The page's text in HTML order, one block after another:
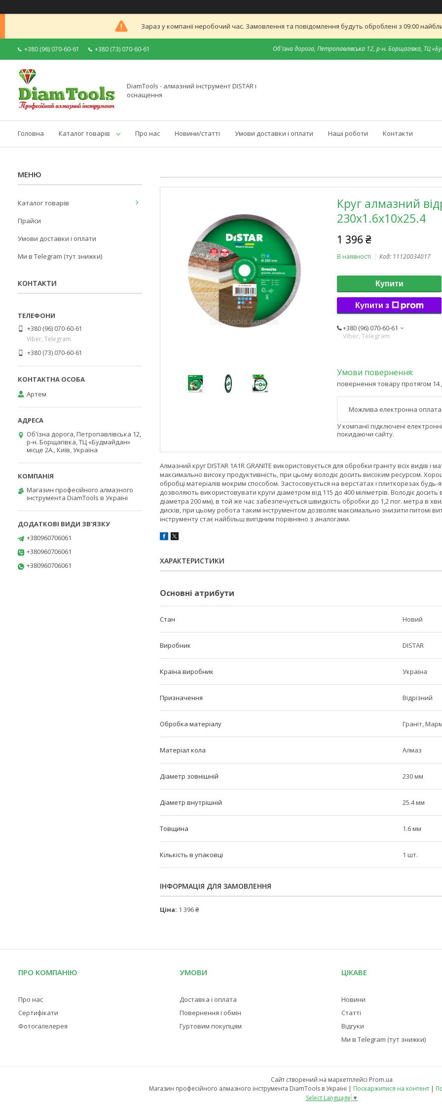
Зараз у компанії неробочий час. Замовлення та повідомлення будуть оброблені з 09:00
+380 (96) 070-60-61 +380 (73) 070-60-61 Об'їзна дорога, Петропавлівська 12, р-н. Борщагівка, ТЦ
DiamTools - алмазний інструмент DISTAR і
оснащення
Головна Каталог товарів Про нас Новини/статті Умови доставки і оплати Наші роботи Контакти
Круг алмазний
230x1.6x10x25.4
1 396 ₴
В наявності Код: 11120034017
Купити
Купити з
+380 (96) 070-60-61
Viber, Telegram
повернення товару протягом 14
У компанії підключені
покидаючи сайту.
Алмазний круг DISTAR 1A1R GRANITE використовується для обробки граніту всіх видів і
максимально високу продуктивність, при цьому володіє досить високим ресурсом.
обробці матеріалів мокрим способом. Застосовується на верстатах і плиткорезах
дозволяють використовувати круги діаметром від 115 до 400 міліметрів. Володіє
діаметра 200 мм), в той же час забезпечується швидкість обробки до 1,2 пог. метра в
дисків, при цьому робота таким інструментом дозволяє максимально знизити питомі
інструменту стає найбільш вигідним порівняно з аналогами.
ХАРАКТЕРИСТИКИ
Основні атрибути
Стан Новий
Виробник DISTAR
Країна виробник Україна
Призначення Відрізний
Обробка матеріалу Граніт,
Матеріал кола Алмаз
Діаметр зовнішній 230 мм
Діаметр внутрішній 25.4 мм
Товщина 1.6 мм
Кількість в упаковці 1 шт.
ІНФОРМАЦІЯ ДЛЯ ЗАМОВЛЕННЯ
Ціна: 1 396 ₴
Каталог товарів
Прайси
Умови доставки і оплати
Ми в Telegram (тут знижки)
КОНТАКТИ
+380 (96) 070-60-61
Viber, Telegram
+380 (73) 070-60-61
Артем
Об'їзна дорога, Петропавлівська 12,
р-н. Борщагівка, ТЦ «Будмайдан»
місце 2А., Київ, Україна
Магазин професійного алмазного
інструмента DiamTools в Україні
+380960706061
+380960706061
+380960706061
ПРО КОМПАНІЮ
Про нас
Сертифікати
Фотогалелерея
УМОВИ
Доставка і оплата
Повернення і обмін
Гуртовим покупцям
ЦІКАВЕ
Новини
Статті
Відгуки
Ми в Telegram (тут знижки)
Сайт створений на маркетплейсі Prom.ua
Магазин професійного алмазного інструмента DiamTools в Україні | Поскаржитися на контент |
Select Language ▼